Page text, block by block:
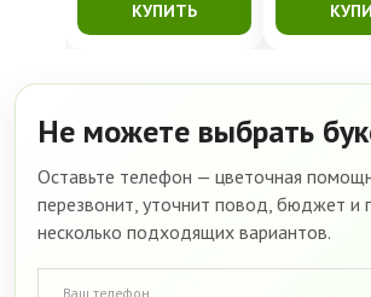
КУПИТЬ
Не можете выбрать
Оставьте телефон — цветочная
перезвонит, уточнит повод, бюджет и
несколько подходящих вариантов.